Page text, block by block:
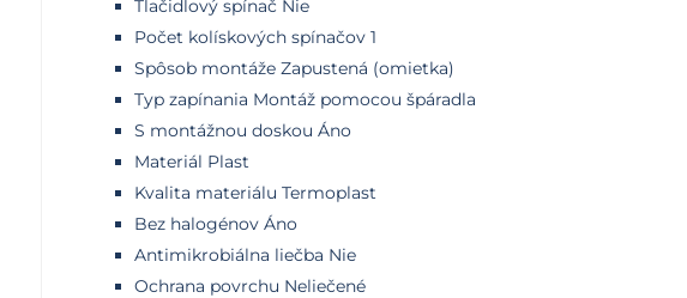
Tlačidlový spínač Nie
Počet kolískových spínačov 1
Spôsob montáže Zapustená (omietka)
Typ zapínania Montáž pomocou špáradla
S montážnou doskou Áno
Materiál Plast
Kvalita materiálu Termoplast
Bez halogénov Áno
Antimikrobiálna liečba Nie
Ochrana povrchu Neliečené